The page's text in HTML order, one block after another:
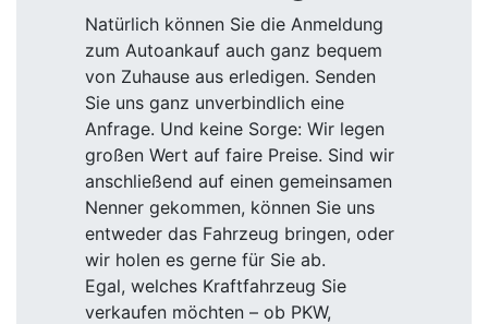
Natürlich können Sie die Anmeldung
zum Autoankauf auch ganz bequem
von Zuhause aus erledigen. Senden
Sie uns ganz unverbindlich eine
Anfrage. Und keine Sorge: Wir legen
großen Wert auf faire Preise. Sind wir
anschließend auf einen gemeinsamen
Nenner gekommen, können Sie uns
entweder das Fahrzeug bringen, oder
wir holen es gerne für Sie ab.
Egal, welches Kraftfahrzeug Sie
verkaufen möchten – ob PKW,